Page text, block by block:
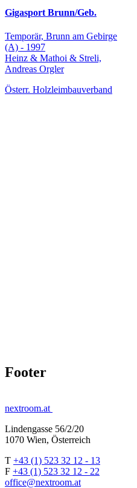
Gigasport Brunn/Geb.
Temporär, Brunn am Gebirge
(A) - 1997
Heinz & Mathoi & Streli,
Andreas Orgler
Österr. Holzleimbauverband
Footer
nextroom.at
Lindengasse 56/2/20
1070 Wien, Österreich
T +43 (1) 523 32 12 - 13
F +43 (1) 523 32 12 - 22
office@nextroom.at